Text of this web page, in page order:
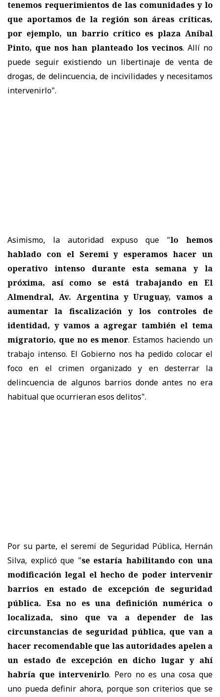
tenemos requerimientos de las comunidades y lo
que aportamos de la región son áreas críticas,
por ejemplo, un barrio crítico es plaza Aníbal
Pinto, que nos han planteado los vecinos. Allí no
puede seguir existiendo un libertinaje de venta de
drogas, de delincuencia, de incivilidades y necesitamos
intervenirlo".
Asimismo, la autoridad expuso que "lo hemos
hablado con el Seremi y esperamos hacer un
operativo intenso durante esta semana y la
próxima, así como se está trabajando en El
Almendral, Av. Argentina y Uruguay, vamos a
aumentar la fiscalización y los controles de
identidad, y vamos a agregar también el tema
migratorio, que no es menor. Estamos haciendo un
trabajo intenso. El Gobierno nos ha pedido colocar el
foco en el crimen organizado y en desterrar la
delincuencia de algunos barrios donde antes no era
habitual que ocurrieran esos delitos".
Por su parte, el seremi de Seguridad Pública, Hernán
Silva, explicó que "se estaría habilitando con una
modificación legal el hecho de poder intervenir
barrios en estado de excepción de seguridad
pública. Esa no es una definición numérica o
localizada, sino que va a depender de las
circunstancias de seguridad pública, que van a
hacer recomendable que las autoridades apelen a
un estado de excepción en dicho lugar y ahí
habría que intervenirlo. Pero no es una cosa que
uno pueda definir ahora, porque son criterios que se